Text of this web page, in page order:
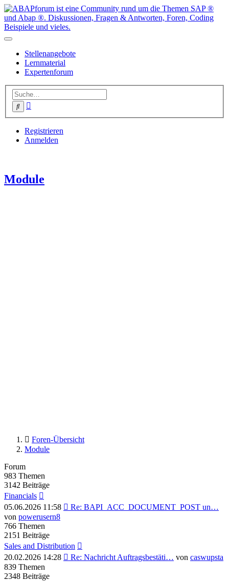
Stellenangebote
Lernmaterial
Expertenforum
Suche
Registrieren
Anmelden
Module
Foren-Übersicht
Module
Forum
983 Themen
3142 Beiträge
Financials
05.06.2026 11:58
Neuester
Re: BAPI_ACC_DOCUMENT_POST un…
von powerusern8
766 Themen
2151 Beiträge
Sales and Distribution
20.02.2026 14:28
Neuester
Re: Nachricht Auftragsbestäti… von caswupsta
839 Themen
2348 Beiträge